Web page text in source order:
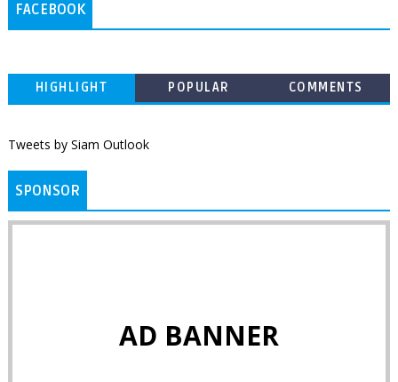
FACEBOOK
HIGHLIGHT POPULAR COMMENTS
Tweets by Siam Outlook
SPONSOR
AD BANNER